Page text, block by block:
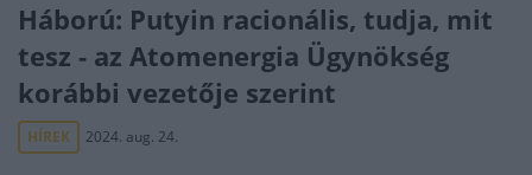
Háború: Putyin racionális, tudja, mit
tesz - az Atomenergia Ügynökség
korábbi vezetője szerint
HÍREK 2024. aug. 24.